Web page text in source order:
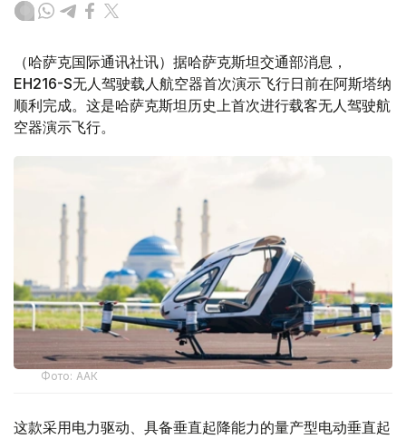
（哈萨克国际通讯社讯）据哈萨克斯坦交通部消息，
EH216-S无人驾驶载人航空器首次演示飞行日前在阿斯塔纳
顺利完成。这是哈萨克斯坦历史上首次进行载客无人驾驶航
空器演示飞行。
Фото: ААК
这款采用电力驱动、具备垂直起降能力的量产型电动垂直起